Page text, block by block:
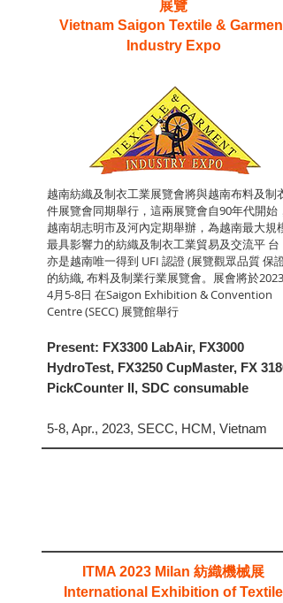
展覽
Vietnam Saigon Textile & Garment
Industry Expo
越南紡織及制衣工業展覽會將與越南布料及制衣
件展覽會同期舉行，這兩展覽會自90年代開始
越南胡志明市及河內定期舉辦，為越南最大規模
最具影響力的紡織及制衣工業貿易及交流平 台，
亦是越南唯一得到 UFI 認證 (展覽觀眾品質 保證)
的紡織, 布料及制業行業展覽會。展會將於2023
4月5-8日 在Saigon Exhibition & Convention
Centre (SECC) 展覽館舉行
Present: FX3300 LabAir, FX3000
HydroTest, FX3250 CupMaster, FX 3180
PickCounter II, SDC consumable
5-8, Apr., 2023, SECC, HCM, Vietnam
ITMA 2023 Milan 紡織機械展
International Exhibition of Textile